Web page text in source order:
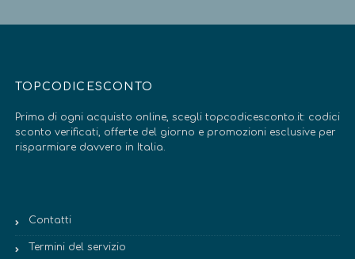
TOPCODICESCONTO
Prima di ogni acquisto online, scegli topcodicesconto.it: codici
sconto verificati, offerte del giorno e promozioni esclusive per
risparmiare davvero in Italia.
Contatti
Termini del servizio